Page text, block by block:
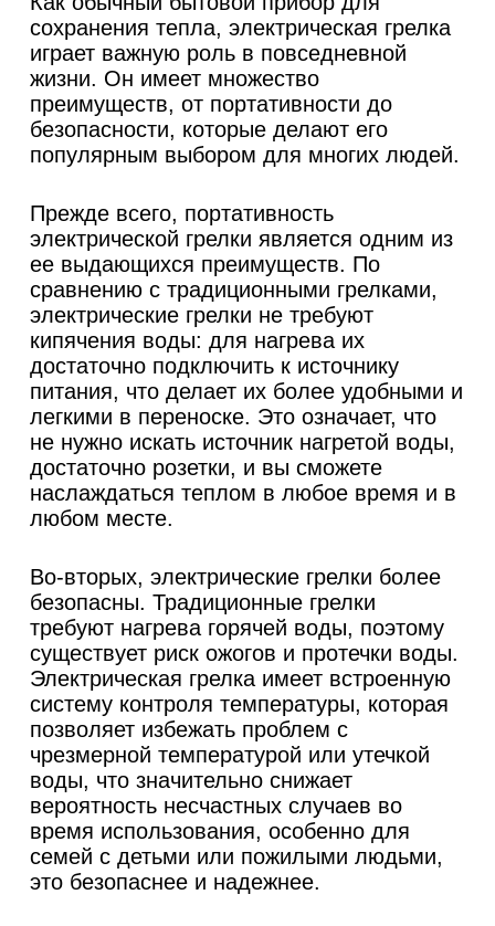
сохранения тепла, электрическая грелка
играет важную роль в повседневной
жизни. Он имеет множество
преимуществ, от портативности до
безопасности, которые делают его
популярным выбором для многих людей.
Прежде всего, портативность
электрической грелки является одним из
ее выдающихся преимуществ. По
сравнению с традиционными грелками,
электрические грелки не требуют
кипячения воды: для нагрева их
достаточно подключить к источнику
питания, что делает их более удобными и
легкими в переноске. Это означает, что
не нужно искать источник нагретой воды,
достаточно розетки, и вы сможете
наслаждаться теплом в любое время и в
любом месте.
Во-вторых, электрические грелки более
безопасны. Традиционные грелки
требуют нагрева горячей воды, поэтому
существует риск ожогов и протечки воды.
Электрическая грелка имеет встроенную
систему контроля температуры, которая
позволяет избежать проблем с
чрезмерной температурой или утечкой
воды, что значительно снижает
вероятность несчастных случаев во
время использования, особенно для
семей с детьми или пожилыми людьми,
это безопаснее и надежнее.